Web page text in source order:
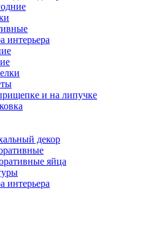
интерьера
и на липучке
декор
яйца
интерьера